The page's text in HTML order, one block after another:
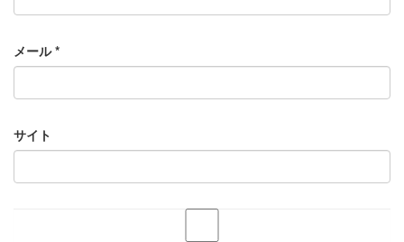
メール*
サイト